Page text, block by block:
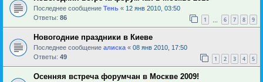
Последнее сообщение Тень « 12 янв 2010, 03:50
Ответы: 86 1 6 7 8 9
Новогодние праздники в Киеве
Последнее сообщение алиска « 08 янв 2010, 17:50
Ответы: 49 1 2 3 4 5
Осенняя встреча форумчан в Москве 2009!